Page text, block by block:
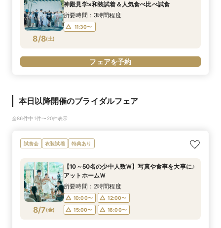
8/8(土)
神殿見学×和装試着＆人気食べ比べ試食
所要時間：3時間程度
11:30〜
フェアを予約
本日以降開催のブライダルフェア
全86件中 1件〜20件表示
試食会 衣装試着 特典あり
8/7(金)
【10～50名の少中人数Ｗ】写真や食事を大事に♪
アットホームＷ
所要時間：2時間程度
10:00〜
12:00〜
15:00〜
16:00〜